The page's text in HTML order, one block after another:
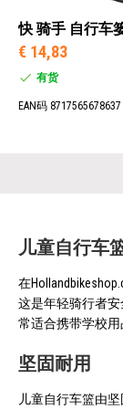
快 骑手 自行车
€ 14,83
有货
EAN码 8717565678637
儿童自行车
在
这是年轻骑行者
常适合携带学校用
坚固耐用
儿童自行车篮由